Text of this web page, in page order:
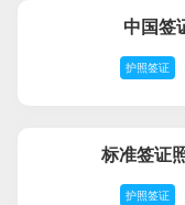
中国签
护照签证
标准签证
护照签证